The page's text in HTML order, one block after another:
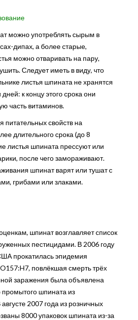
можно употреблять сырым в
дипах, а более старые,
можно отваривать на пару,
Следует иметь в виду, что
листья шпината не хранятся
к концу этого срока они
часть витаминов.
питательных свойств на
длительного срока (до 8
листья шпината прессуют или
после чего замораживают.
шпинат варят или тушат с
грибами или злаками.
шпинат возглавляет список
пестицидами. В 2006 году
прокатилась эпидемия
повлёкшая смерть трёх
заражения была объявлена
шпината из
2007 года из розничных
8000 упаковок шпината из-за